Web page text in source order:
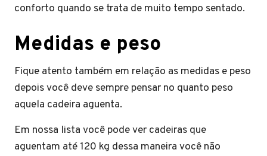
conforto quando se trata de muito tempo sentado.
Medidas e peso
Fique atento também em relação as medidas e peso
depois você deve sempre pensar no quanto peso
aquela cadeira aguenta.
Em nossa lista você pode ver cadeiras que
aguentam até 120 kg dessa maneira você não